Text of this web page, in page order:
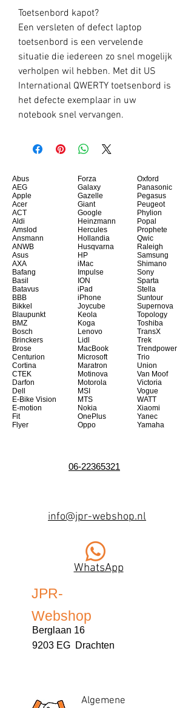
Toetsenbord kapot?
Een versleten of defect laptop
toetsenbord is een vervelende
situatie die iedereen zo snel mogelijk
verholpen wil hebben. Met dit US
International QWERTY toetsenbord is
het defecte exemplaar in uw
notebook snel vervangen.
Abus
AEG
Apple
Acer
ACT
Aldi
Amslod
Ansmann
ANWB
Asus
AXA
Bafang
Basil
Batavus
BBB
Bikkel
Blaupunkt
BMZ
Bosch
Brinckers
Brose
Centurion
Cortina
CTEK
Darfon
Dell
E-Bike Vision
E-motion
Fit
Flyer
Forza
Galaxy
Gazelle
Giant
Google
Heinzmann
Hercules
Hollandia
Husqvarna
HP
iMac
Impulse
ION
iPad
iPhone
Joycube
Keola
Koga
Lenovo
Lidl
MacBook
Microsoft
Maratron
Motinova
Motorola
MSI
MTS
Nokia
OnePlus
Oppo
Oxford
Panasonic
Pegasus
Peugeot
Phylion
Popal
Prophete
Qwic
Raleigh
Samsung
Shimano
Sony
Sparta
Stella
Suntour
Supernova
Topology
Toshiba
TransX
Trek
Trendpower
Trio
Union
Van Moof
Victoria
Vogue
WATT
Xiaomi
Yanec
Yamaha
06-22365321
info@jpr-webshop.nl
WhatsApp
JPR-
Webshop
Berglaan 16
9203 EG Drachten
Algemene